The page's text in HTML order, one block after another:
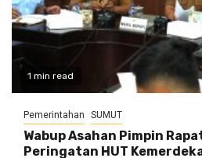
1 min read
Pemerintahan SUMUT
Wabup Asahan Pimpin
Peringatan HUT